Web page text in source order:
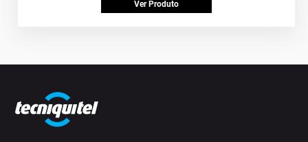
Ver Produto